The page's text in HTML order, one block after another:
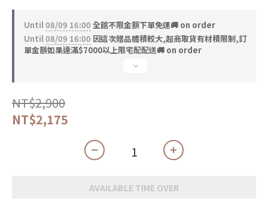
Until08/09 16:00 全館不限金額下單免運🚚 on order
Until08/09 16:00 因這次贈品體積較大,超商取貨有材積限制,訂
單金額如果達滿$7000以上限宅配配送🚚 on order
NT$2,900
NT$2,175
AVAILABLE TIME OVER